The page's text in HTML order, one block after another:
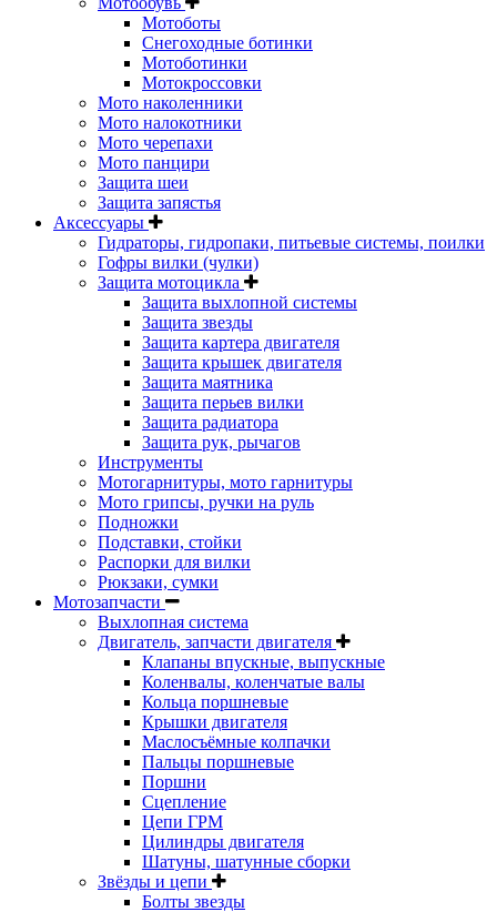
Мотоботы
Снегоходные ботинки
Мотоботинки
Мотокроссовки
Мото наколенники
Мото налокотники
Мото черепахи
Мото панцири
Защита шеи
Защита запястья
Аксессуары
Гидраторы, гидропаки, питьевые системы, поилки
Гофры вилки (чулки)
Защита мотоцикла
Защита выхлопной системы
Защита звезды
Защита картера двигателя
Защита крышек двигателя
Защита маятника
Защита перьев вилки
Защита радиатора
Защита рук, рычагов
Инструменты
Мотогарнитуры, мото гарнитуры
Мото грипсы, ручки на руль
Подножки
Подставки, стойки
Распорки для вилки
Рюкзаки, сумки
Мотозапчасти
Выхлопная система
Двигатель, запчасти двигателя
Клапаны впускные, выпускные
Коленвалы, коленчатые валы
Кольца поршневые
Крышки двигателя
Маслосъёмные колпачки
Пальцы поршневые
Поршни
Сцепление
Цепи ГРМ
Цилиндры двигателя
Шатуны, шатунные сборки
Звёзды и цепи
Болты звезды